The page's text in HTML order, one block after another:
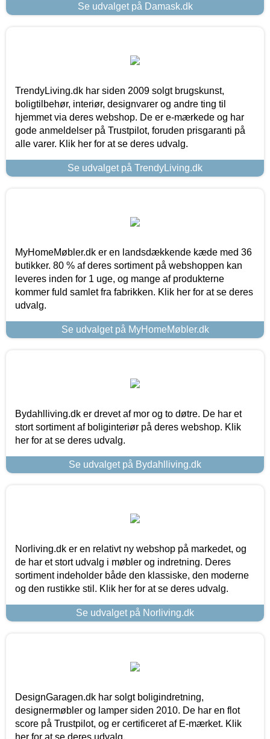
Se udvalget på Damask.dk
TrendyLiving.dk har siden 2009 solgt brugskunst,
boligtilbehør, interiør, designvarer og andre ting til
hjemmet via deres webshop. De er e-mærkede og har
gode anmeldelser på Trustpilot, foruden prisgaranti på
alle varer. Klik her for at se deres udvalg.
Se udvalget på TrendyLiving.dk
MyHomeMøbler.dk er en landsdækkende kæde med 36
butikker. 80 % af deres sortiment på webshoppen kan
leveres inden for 1 uge, og mange af produkterne
kommer fuld samlet fra fabrikken. Klik her for at se deres
udvalg.
Se udvalget på MyHomeMøbler.dk
Bydahlliving.dk er drevet af mor og to døtre. De har et
stort sortiment af boliginteriør på deres webshop. Klik
her for at se deres udvalg.
Se udvalget på Bydahlliving.dk
Norliving.dk er en relativt ny webshop på markedet, og
de har et stort udvalg i møbler og indretning. Deres
sortiment indeholder både den klassiske, den moderne
og den rustikke stil. Klik her for at se deres udvalg.
Se udvalget på Norliving.dk
DesignGaragen.dk har solgt boligindretning,
designermøbler og lamper siden 2010. De har en flot
score på Trustpilot, og er certificeret af E-mærket. Klik
her for at se deres udvalg.